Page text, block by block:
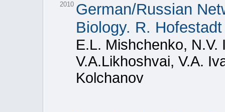
2010 German/Russian
Biology. R.
E.L. Mishchenko,
V.A.Likhoshvai, V.A.
Kolchanov